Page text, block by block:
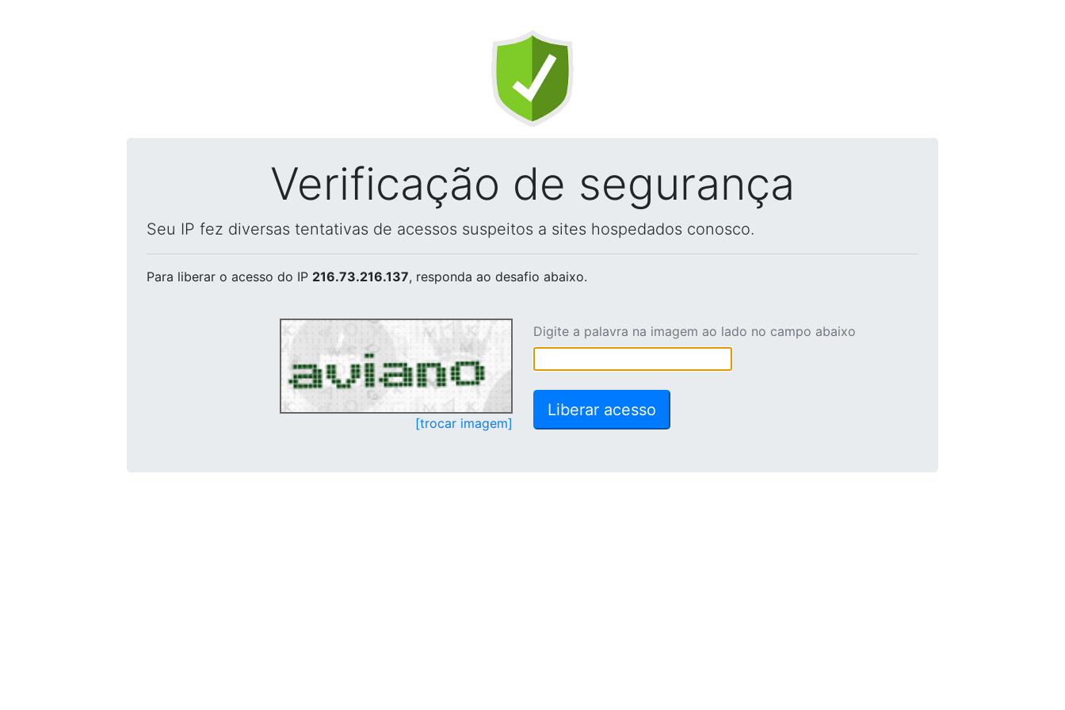
Verificação de segurança
Seu IP fez diversas tentativas de acessos suspeitos a sites hospedados conosco.
Para liberar o acesso do IP 216.73.216.137, responda ao desafio abaixo.
[trocar imagem]
Digite a palavra na imagem ao lado no campo abaixo